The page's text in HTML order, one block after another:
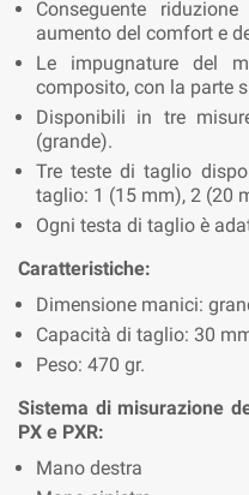
Conseguente
aumento del comfort e
Le impugnature del
composito, con la parte
Disponibili in tre
(grande).
Tre teste di taglio
taglio: 1 (15 mm), 2 (20
Ogni testa di taglio è
Caratteristiche:
Dimensione manici:
Capacità di taglio: 30
Peso: 470 gr.
Sistema di misurazione
PX e PXR:
Mano destra